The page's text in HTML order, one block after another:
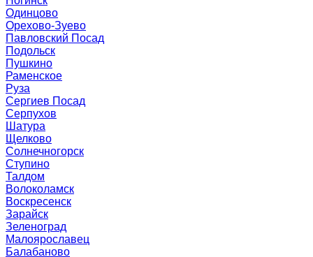
Одинцово
Орехово-Зуево
Павловский Посад
Подольск
Пушкино
Раменское
Руза
Сергиев Посад
Серпухов
Шатура
Щелково
Солнечногорск
Ступино
Талдом
Волоколамск
Воскресенск
Зарайск
Зеленоград
Малоярославец
Балабаново